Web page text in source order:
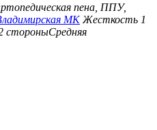
пена, ППУ,
МК Жесткость 1
стороныСредняя